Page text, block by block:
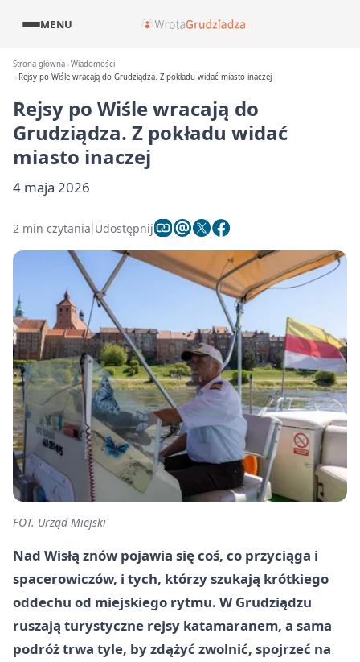
MENU
Strona główna Wiadomości
Rejsy po Wiśle wracają do Grudziądza. Z pokładu widać miasto inaczej
Rejsy po Wiśle wracają do
Grudziądza. Z pokładu widać
miasto inaczej
4 maja 2026
2 min czytania Udostępnij
FOT. Urząd Miejski
Nad Wisłą znów pojawia się coś, co przyciąga i
spacerowiczów, i tych, którzy szukają krótkiego
oddechu od miejskiego rytmu. W Grudziądzu
ruszają turystyczne rejsy katamaranem, a sama
podróż trwa tyle, by zdążyć zwolnić, spojrzeć na